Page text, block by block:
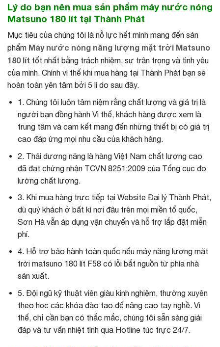
Lý do bạn nên mua sản phẩm máy nước nóng
Matsuno 180 lít tại Thành Phát
Mục tiêu của chúng tôi là nỗ lực hết mình mang đến sản
phẩm Máy nước nóng năng lượng mặt trời Matsuno
180 lít tốt nhất bằng trách nhiệm, sự trân trọng và tình yêu
của mình. Chính vì thế khi mua hàng tại Thành Phát bạn sẽ
hoàn toàn yên tâm bởi 5 lí do sau đây.
1. Chúng tôi luôn tâm niệm rằng chất lượng và giá trị là
người bạn đồng hành Vì thế, khách hàng được xem là
trung tâm và cam kết mang đến những thiết bị có giá trị
cao đáp ứng mọi nhu cầu của khách hàng.
2. Thái dương năng là hàng Việt Nam chất lượng cao
đã đạt chứng nhận TCVN 8251:2009 của Tổng cục đo
lường chất lượng.
3. Khi mua hàng trực tiếp tại Website Đại lý Thành Phát,
dù quý khách ở bất kì nơi đâu trên mọi miền tổ quốc,
Sơn Hà vẫn áp dụng vận chuyển và hỗ trợ lắp đặt miễn
phí.
4. Hỗ trợ bảo hành toàn quốc nếu máy năng lượng mặt
trời matsuno 180 lít F58 có lỗi bắt nguồn từ phía nhà
sản xuất.
5. Đội ngũ kỹ thuật viên giàu kinh nghiệm, thường xuyên
theo học các khóa đào tạo để nâng cao tay nghề. Vì
thế, chỉ cần bạn có thắc mắc, chúng tôi sẵn sàng giải
đáp và tư vấn nhiệt tình qua Hotline túc trực 24/7.